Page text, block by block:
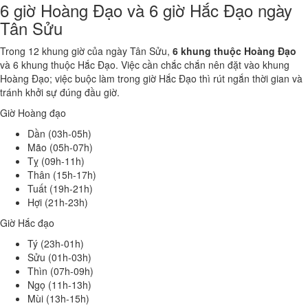
6 giờ Hoàng Đạo và 6 giờ Hắc Đạo ngày
Tân Sửu
Trong 12 khung giờ của ngày Tân Sửu, 6 khung thuộc Hoàng Đạo
và 6 khung thuộc Hắc Đạo. Việc cần chắc chắn nên đặt vào khung
Hoàng Đạo; việc buộc làm trong giờ Hắc Đạo thì rút ngắn thời gian và
tránh khởi sự đúng đầu giờ.
Giờ Hoàng đạo
Dần (03h-05h)
Mão (05h-07h)
Tỵ (09h-11h)
Thân (15h-17h)
Tuất (19h-21h)
Hợi (21h-23h)
Giờ Hắc đạo
Tý (23h-01h)
Sửu (01h-03h)
Thìn (07h-09h)
Ngọ (11h-13h)
Mùi (13h-15h)